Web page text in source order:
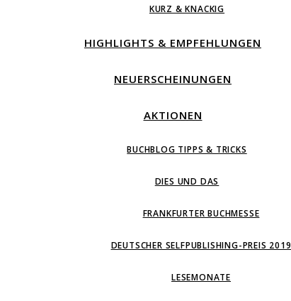
KURZ & KNACKIG
HIGHLIGHTS & EMPFEHLUNGEN
NEUERSCHEINUNGEN
AKTIONEN
BUCHBLOG TIPPS & TRICKS
DIES UND DAS
FRANKFURTER BUCHMESSE
DEUTSCHER SELFPUBLISHING-PREIS 2019
LESEMONATE